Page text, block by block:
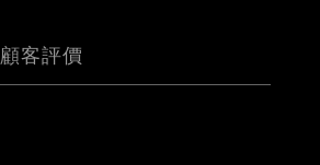
顧客評價